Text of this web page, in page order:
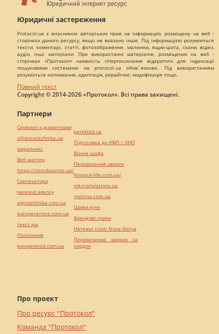
Юридичні застереження
Protocol.ua є власником авторських прав на інформацію, розміщену на веб -
сторінках даного ресурсу, якщо не вказано інше. Під інформацією розуміються
тексти, коментарі, статті, фотозображення, малюнки, ящик-шота, скани, відео,
аудіо, інші матеріали. При використанні матеріалів, розміщених на веб -
сторінках «Протокол» наявність гіперпосилання відкритого для індексації
пошуковими системами на protocol.ua обов`язкове. Під використанням
розуміється копіювання, адаптація, рерайтинг, модифікація тощо.
Повний текст
Copyright © 2014-2026 «Протокол». Всі права захищені.
Про проект
Про ресурс "Протокол"
Команда "Протокол"
Партнери
Сережки з діамантами
alliancetechnika.ua
миралинкс
Веб мастер
https://motokosmos.ua/
Синтезатори
perevod.agency
agrotechnika.com.ua
europeservice.com.ua
текст юа
Посилання
kievperevod.com.ua
pereklad.ua
Підготовка до НМТ / ЗНО
Винна шафа
Перевезення хворих
hospice-life.com.ua/
mk-translations.ua
maltina.com.ua
Шафи купе
Брендові сумки
Натяжні стелі Nova Stelya
Перевезення хворих за
кордон